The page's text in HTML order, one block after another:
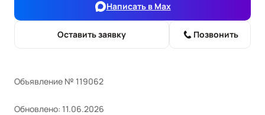
Написать в Max
Оставить заявку Позвонить
Объявление № 119062
Обновлено: 11.06.2026